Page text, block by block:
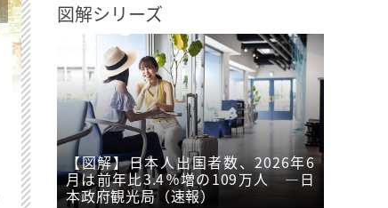
図解シリーズ
【図解】日本人出国者数、2026年6
月は前年比3.4％増の109万人 ―日
本政府観光局（速報）